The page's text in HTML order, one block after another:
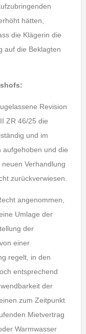
hätten,
die Klägerin die
auf die Beklagten
Revision
ZR 46/25 die
und im
aufgehoben und die
Verhandlung
zurückverwiesen.
angenommen,
Umlage der
der
einer
regelt, in den
entsprechend
der
zum Zeitpunkt
Mietvertrag
Warmwasser